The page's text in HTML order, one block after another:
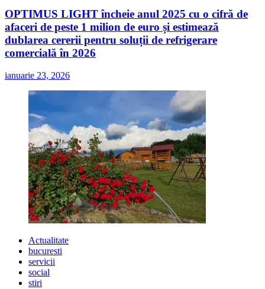
OPTIMUS LIGHT încheie anul 2025 cu o cifră de
afaceri de peste 1 milion de euro și estimează
dublarea cererii pentru soluții de refrigerare
comercială în 2026
ianuarie 23, 2026
Actualitate
bucuresti
servicii
social
stiri